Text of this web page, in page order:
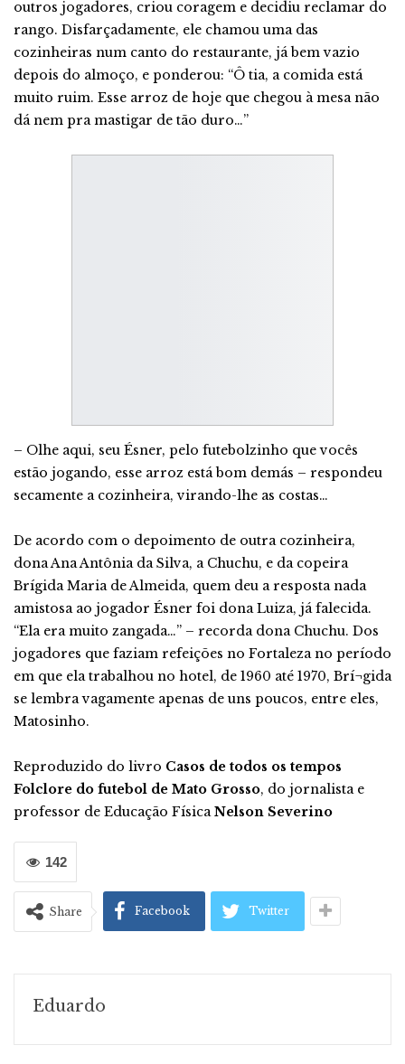
outros jogadores, criou coragem e decidiu reclamar do
rango. Disfarçadamente, ele chamou uma das
cozinheiras num canto do restaurante, já bem vazio
depois do almoço, e ponderou: “Ô tia, a comida está
muito ruim. Esse arroz de hoje que chegou à mesa não
dá nem pra mastigar de tão duro…”
– Olhe aqui, seu Ésner, pelo futebolzinho que vocês
estão jogando, esse arroz está bom demás – respondeu
secamente a cozinheira, virando-lhe as costas…
De acordo com o depoimento de outra cozinheira,
dona Ana Antônia da Silva, a Chuchu, e da copeira
Brígida Maria de Almeida, quem deu a resposta nada
amistosa ao jogador Ésner foi dona Luiza, já falecida.
“Ela era muito zangada…” – recorda dona Chuchu. Dos
jogadores que faziam refeições no Fortaleza no período
em que ela trabalhou no hotel, de 1960 até 1970, Brí¬gida
se lembra vagamente apenas de uns poucos, entre eles,
Matosinho.
Reproduzido do livro Casos de todos os tempos
Folclore do futebol de Mato Grosso, do jornalista e
professor de Educação FísicaNelson Severino
142
Share Facebook Twitter
Eduardo